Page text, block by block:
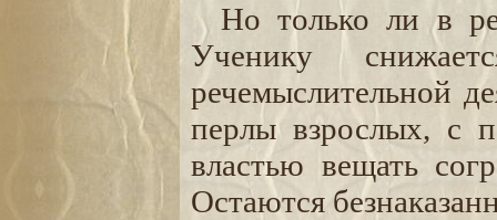
Но только ли в
Ученику
речемыслительной
перлы взрослых, с
властью вещать
Остаются